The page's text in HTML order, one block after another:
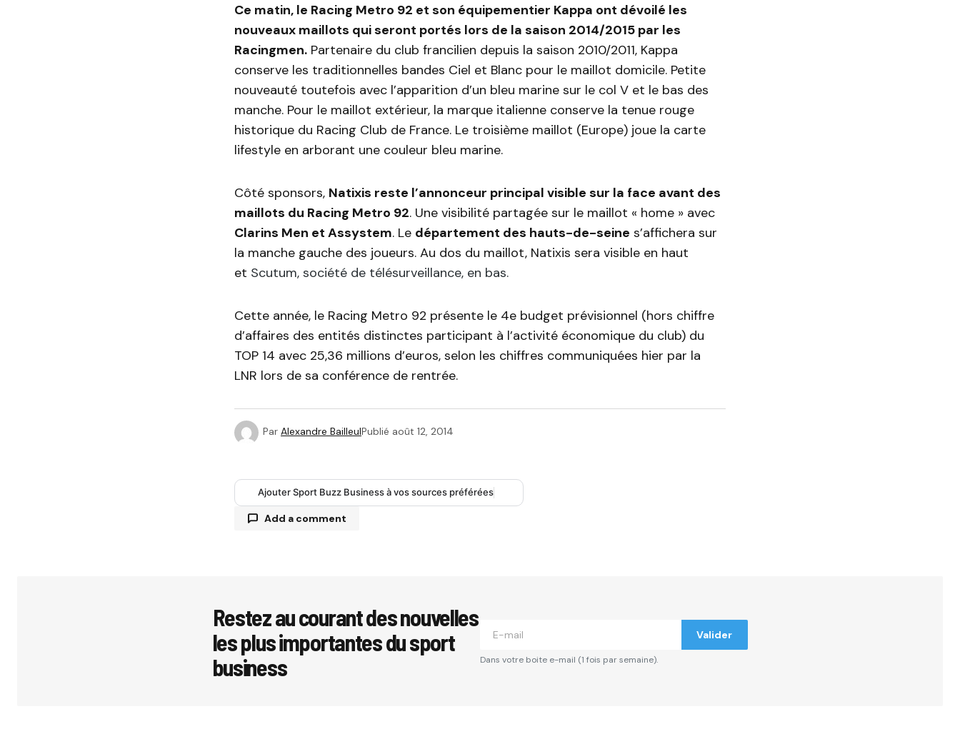
Ce matin, le Racing Metro 92 et son équipementier Kappa ont dévoilé les
nouveaux maillots qui seront portés lors de la saison 2014/2015 par les
Racingmen. Partenaire du club francilien depuis la saison 2010/2011, Kappa
conserve les traditionnelles bandes Ciel et Blanc pour le maillot domicile. Petite
nouveauté toutefois avec l’apparition d’un bleu marine sur le col V et le bas des
manche. Pour le maillot extérieur, la marque italienne conserve la tenue rouge
historique du Racing Club de France. Le troisième maillot (Europe) joue la carte
lifestyle en arborant une couleur bleu marine.
Côté sponsors, Natixis reste l’annonceur principal visible sur la face avant des
maillots du Racing Metro 92. Une visibilité partagée sur le maillot « home » avec
Clarins Men et Assystem. Le département des hauts-de-seine s’affichera sur
la manche gauche des joueurs. Au dos du maillot, Natixis sera visible en haut
et Scutum, société de télésurveillance, en bas.
Cette année, le Racing Metro 92 présente le 4e budget prévisionnel (hors chiffre
d’affaires des entités distinctes participant à l’activité économique du club) du
TOP 14 avec 25,36 millions d’euros, selon les chiffres communiquées hier par la
LNR lors de sa conférence de rentrée.
Par Alexandre BailleulPublié août 12, 2014
Ajouter Sport Buzz Business à vos sources préférées
Add a comment
Comment*
Restez au courant des nouvelles
les plus importantes du sport
business
Valider
Dans votre boite e-mail (1 fois par semaine).